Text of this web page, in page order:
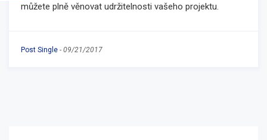
můžete plně věnovat udržitelnosti vašeho projektu.
Post Single - 09/21/2017